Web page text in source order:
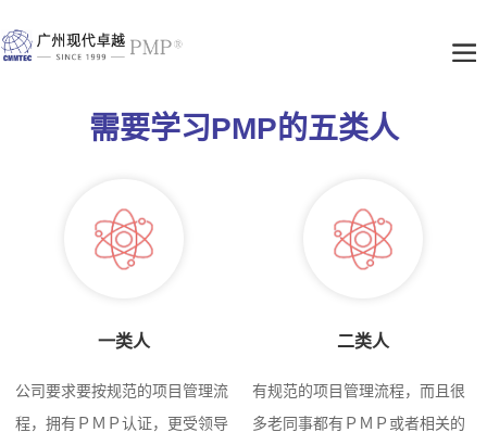
需要学习PMP的五类人
一类人
公司要求要按规范的项目管理流
程，拥有ＰＭＰ认证，更受领导
二类人
有规范的项目管理流程，而且很
多老同事都有ＰＭＰ或者相关的